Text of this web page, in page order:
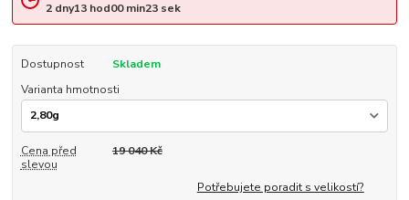
2 dny13hod00min22sek
Dostupnost
Skladem
Varianta hmotnosti
Cena před
slevou
19 040 Kč
Potřebujete poradit s velikostí?